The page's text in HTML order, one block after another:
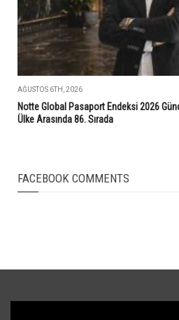
AĞUSTOS 6TH, 2026
Notte Global Pasaport Endeksi 2026
Ülke Arasında 86. Sırada
FACEBOOK COMMENTS